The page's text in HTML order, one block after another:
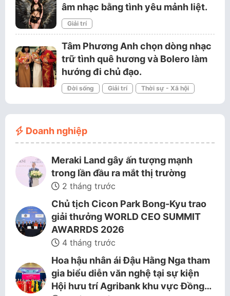
âm nhạc bằng tình yêu mảnh liệt.
Giải trí
Tâm Phương Anh chọn dòng nhạc
trữ tình quê hương và Bolero làm
hướng đi chủ đạo.
Đời sống Giải trí Thời sự - Xã hội
Doanh nghiệp
Meraki Land gây ấn tượng mạnh
trong lần đầu ra mắt thị trường
2 tháng trước
Chủ tịch Cicon Park Bong-Kyu trao
giải thưởng WORLD CEO SUMMIT
AWARRDS 2026
4 tháng trước
Hoa hậu nhân ái Đậu Hằng Nga tham
gia biểu diễn văn nghệ tại sự kiện
Hội hưu trí Agribank khu vực Đồng…